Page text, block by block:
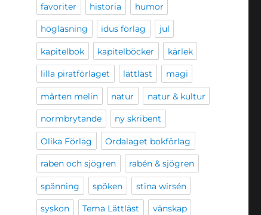
favoriter historia humor
högläsning idus förlag jul
kapitelbok kapitelböcker kärlek
lilla piratförlaget lättläst magi
mårten melin natur natur & kultur
normbrytande ny skribent
Olika Förlag Ordalaget bokförlag
raben och sjögren rabén & sjögren
spänning spöken stina wirsén
syskon Tema Lättläst vänskap